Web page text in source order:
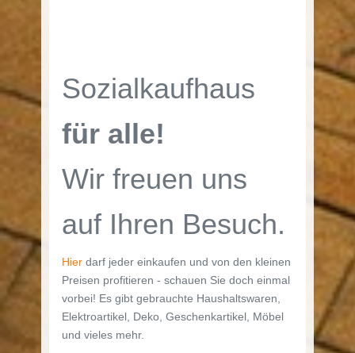
Sozialkaufhaus
für alle!
Wir freuen uns
auf Ihren Besuch.
Hier darf jeder einkaufen und von den kleinen
Preisen profitieren - schauen Sie doch einmal
vorbei! Es gibt gebrauchte Haushaltswaren,
Elektroartikel, Deko, Geschenkartikel, Möbel
und vieles mehr.